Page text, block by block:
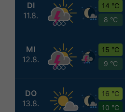
DI
11.8.
14 °C
8 °C
MI
12.8.
15 °C
9 °C
DO
13.8.
16 °C
10 °C